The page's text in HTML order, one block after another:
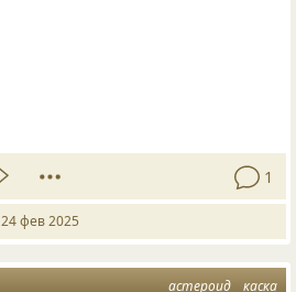
1
24 фев 2025
астероид каска